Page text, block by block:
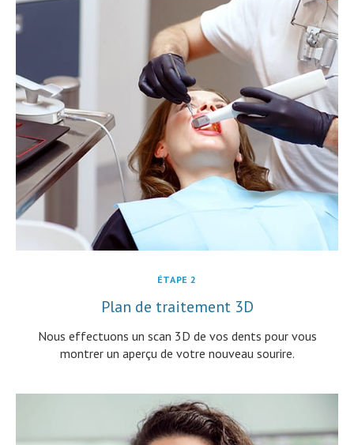
ÉTAPE 2
Plan de traitement 3D
Nous effectuons un scan 3D de vos dents pour vous
montrer un aperçu de votre nouveau sourire.